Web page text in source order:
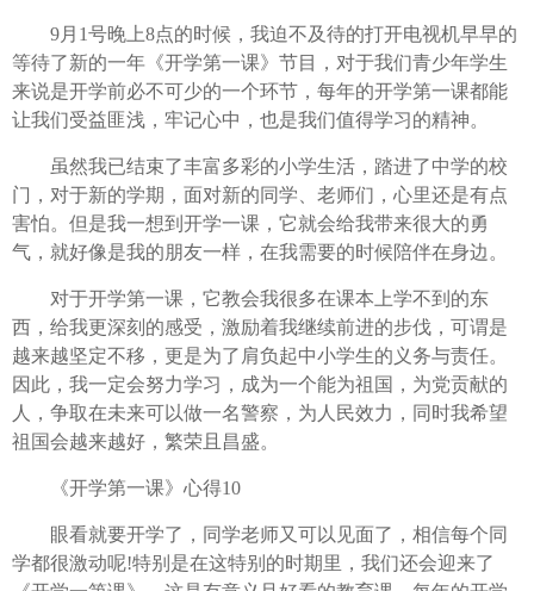
9月1号晚上8点的时候，我迫不及待的打开电视机早早的
等待了新的一年《开学第一课》节目，对于我们青少年学生
来说是开学前必不可少的一个环节，每年的开学第一课都能
让我们受益匪浅，牢记心中，也是我们值得学习的精神。
虽然我已结束了丰富多彩的小学生活，踏进了中学的校
门，对于新的学期，面对新的同学、老师们，心里还是有点
害怕。但是我一想到开学一课，它就会给我带来很大的勇
气，就好像是我的朋友一样，在我需要的时候陪伴在身边。
对于开学第一课，它教会我很多在课本上学不到的东
西，给我更深刻的感受，激励着我继续前进的步伐，可谓是
越来越坚定不移，更是为了肩负起中小学生的义务与责任。
因此，我一定会努力学习，成为一个能为祖国，为党贡献的
人，争取在未来可以做一名警察，为人民效力，同时我希望
祖国会越来越好，繁荣且昌盛。
《开学第一课》心得10
眼看就要开学了，同学老师又可以见面了，相信每个同
学都很激动呢!特别是在这特别的时期里，我们还会迎来了